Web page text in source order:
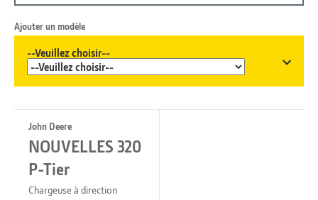
Ajouter un modèle
--Veuillez choisir--
John Deere
NOUVELLES 320
P-Tier
Chargeuse à direction